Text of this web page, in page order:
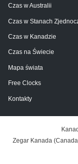
Czas w Australii
Czas w Stanach
Czas w Kanadzie
Czas na Świecie
Mapa świata
Free Clocks
Kontakty
Zegar Kanada